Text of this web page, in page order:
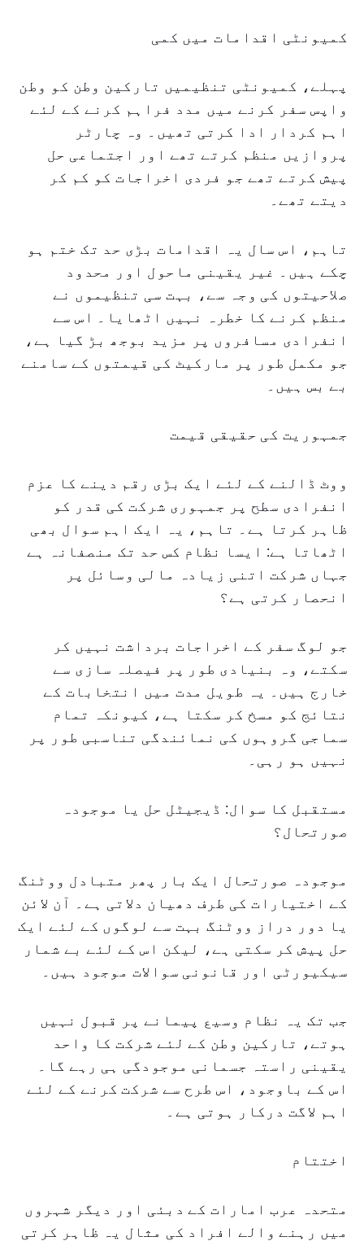
کمیونٹی اقدامات میں کمی
پہلے، کمیونٹی تنظیمیں تارکین وطن کو وطن
واپس سفر کرنے میں مدد فراہم کرنے کے لئے
اہم کردار ادا کرتی تھیں۔ وہ چارٹر
پروازیں منظم کرتے تھے اور اجتماعی حل
پیش کرتے تھے جو فردی اخراجات کو کم کر
دیتے تھے۔
تاہم، اس سال یہ اقدامات بڑی حد تک ختم ہو
چکے ہیں۔ غیر یقینی ماحول اور محدود
صلاحیتوں کی وجہ سے، بہت سی تنظیموں نے
منظم کرنے کا خطرہ نہیں اٹھایا۔ اس سے
انفرادی مسافروں پر مزید بوجھ بڑ گیا ہے،
جو مکمل طور پر مارکیٹ کی قیمتوں کے سامنے
بے بس ہیں۔
جمہوریت کی حقیقی قیمت
ووٹ ڈالنے کے لئے ایک بڑی رقم دینے کا عزم
انفرادی سطح پر جمہوری شرکت کی قدر کو
ظاہر کرتا ہے۔ تاہم، یہ ایک اہم سوال بھی
اٹھاتا ہے: ایسا نظام کس حد تک منصفانہ ہے
جہاں شرکت اتنی زیادہ مالی وسائل پر
انحصار کرتی ہے؟
جو لوگ سفر کے اخراجات برداشت نہیں کر
سکتے، وہ بنیادی طور پر فیصلہ سازی سے
خارج ہیں۔ یہ طویل مدت میں انتخابات کے
نتائج کو مسخ کر سکتا ہے، کیونکہ تمام
سماجی گروہوں کی نمائندگی تناسبی طور پر
نہیں ہو رہی۔
مستقبل کا سوال: ڈیجیٹل حل یا موجودہ
صورتحال؟
موجودہ صورتحال ایک بار پھر متبادل ووٹنگ
کے اختیارات کی طرف دھیان دلاتی ہے۔ آن لائن
یا دور دراز ووٹنگ بہت سے لوگوں کے لئے ایک
حل پیش کر سکتی ہے، لیکن اس کے لئے بے شمار
سیکیورٹی اور قانونی سوالات موجود ہیں۔
جب تک یہ نظام وسیع پیمانے پر قبول نہیں
ہوتے، تارکین وطن کے لئے شرکت کا واحد
یقینی راستہ جسمانی موجودگی ہی رہے گا۔
اس کے باوجود، اس طرح سے شرکت کرنے کے لئے
اہم لاگت درکار ہوتی ہے۔
اختتام
متحدہ عرب امارات کے دبئی اور دیگر شہروں
میں رہنے والے افراد کی مثال یہ ظاہر کرتی